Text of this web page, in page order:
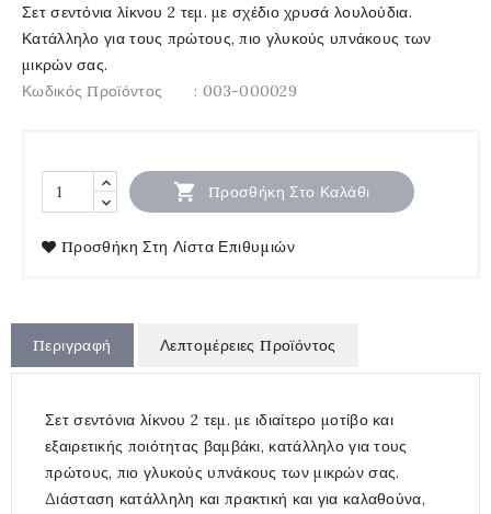
Σετ σεντόνια λίκνου 2 τεμ. με σχέδιο χρυσά λουλούδια.
Κατάλληλο για τους πρώτους, πιο γλυκούς υπνάκους των
μικρών σας.
Κωδικός Προϊόντος
: 003-000029
 Προσθήκη Στο Καλάθι
Προσθήκη Στη Λίστα Επιθυμιών
Περιγραφή Λεπτομέρειες Προϊόντος
Σετ σεντόνια λίκνου 2 τεμ. με ιδιαίτερο μοτίβο και
εξαιρετικής ποιότητας βαμβάκι, κατάλληλο για τους
πρώτους, πιο γλυκούς υπνάκους των μικρών σας.
Διάσταση κατάλληλη και πρακτική και για καλαθούνα,